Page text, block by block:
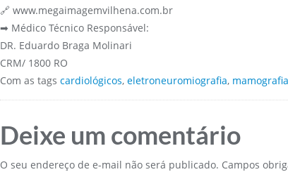
🔗 www.megaimagemvilhena.com.br
➡ Médico Técnico Responsável:
DR. Eduardo Braga Molinari
CRM/ 1800 RO
Com as tags cardiológicos, eletroneuromiografia, mamografia
Deixe um comentário
O seu endereço de e-mail não será publicado. Campos